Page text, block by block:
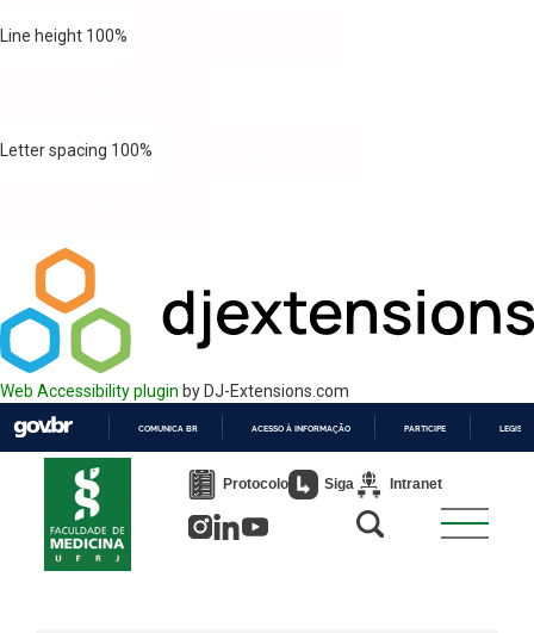
Line height 100%
Letter spacing 100%
Web Accessibility plugin by DJ-Extensions.com
PARA
COMUNICA BR ACESSO À INFORMAÇÃO PARTICIPE
Protocolo Siga Intranet